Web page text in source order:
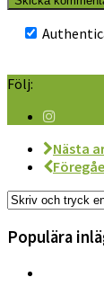
Följ:
Nästa
Populära